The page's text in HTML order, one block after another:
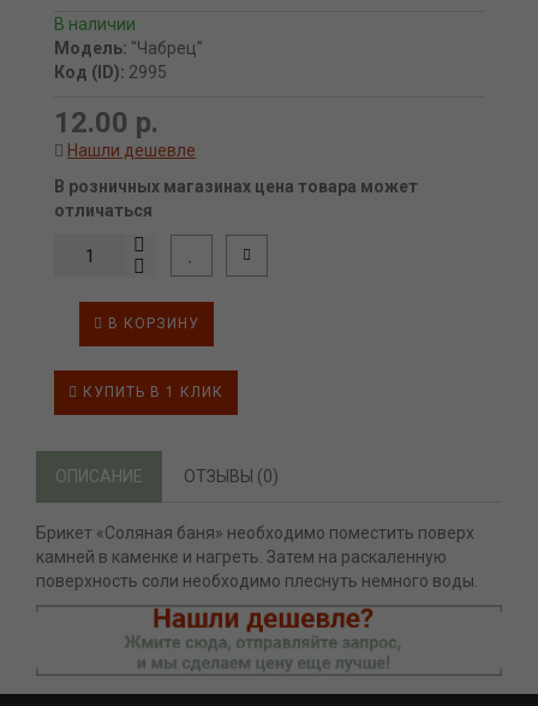
В наличии
Модель: "Чабрец"
Код (ID): 2995
12.00 р.
Нашли дешевле
В розничных магазинах цена товара может
отличаться
В КОРЗИНУ
КУПИТЬ В 1 КЛИК
ОПИСАНИЕ ОТЗЫВЫ (0)
Брикет «Соляная баня» необходимо поместить поверх
камней в каменке и нагреть. Затем на раскаленную
поверхность соли необходимо плеснуть немного воды.